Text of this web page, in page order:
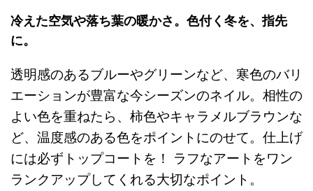
冷えた空気や落ち葉の暖かさ。色付く冬を、指先
に。
透明感のあるブルーやグリーンなど、寒色のバリ
エーションが豊富な今シーズンのネイル。相性の
よい色を重ねたら、柿色やキャラメルブラウンな
ど、温度感のある色をポイントにのせて。仕上げ
には必ずトップコートを！ ラフなアートをワン
ランクアップしてくれる大切なポイント。